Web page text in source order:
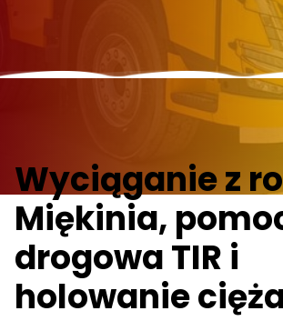
Wyciąganie z
Miękinia,
drogowa TIR i
holowanie